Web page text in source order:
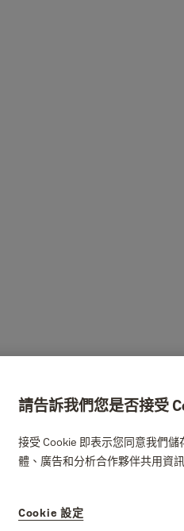
請告訴我們您是否接受
接受 Cookie 即表示您同意我們
體、廣告和分析合作夥伴共用資
Cookie 設定